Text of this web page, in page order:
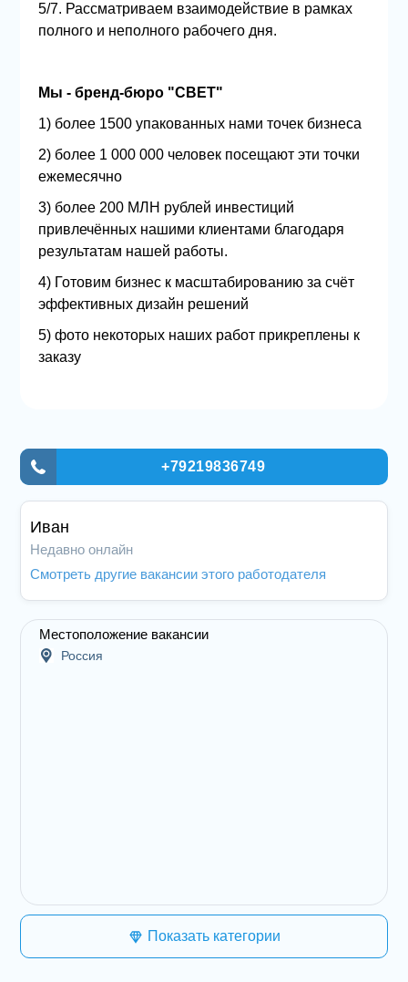
5/7. Рассматриваем взаимодействие в рамках
полного и неполного рабочего дня.
Мы - бренд-бюро "СВЕТ"
1) более 1500 упакованных нами точек бизнеса
2) более 1 000 000 человек посещают эти точки
ежемесячно
3) более 200 МЛН рублей инвестиций
привлечённых нашими клиентами благодаря
результатам нашей работы.
4) Готовим бизнес к масштабированию за счёт
эффективных дизайн решений
5) фото некоторых наших работ прикреплены к
заказу
+79219836749
Иван
Недавно онлайн
Смотреть другие вакансии этого работодателя
Местоположение вакансии
Россия
Показать категории